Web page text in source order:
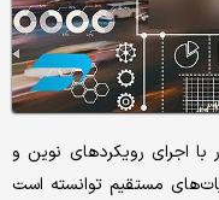
با اجرای رویکردهای نوین و
ماده ۱۰۰ قانون مالیات‌های مستقیم توانسته است